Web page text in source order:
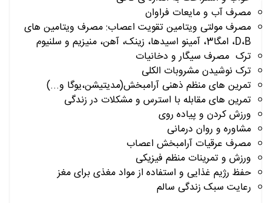
مصرف آب و مایعات فراوان
مصرف مولتی ویتامین تقویت اعصاب: مصرف ویتامین های
D،B
، امگا3، آمینو اسیدها، زینک، آهن، منیزیم و سلنیوم
ترک مصرف سیگار و دخانیات
ترک نوشیدن مشروبات الکلی
تمرین های منظم ذهنی آرامبخش(مدیتیشن،یوگا و...)
تمرین های مقابله با استرس و مشکلات در زندگی
ورزش کردن و پیاده روی
مشاوره و روان درمانی
مصرف عرقیات آرامبخش اعصاب
ورزش و تمرینات منظم فیزیکی
حفظ رژیم غذایی و استفاده از مواد مغذی برای مغز
رعایت سبک زندگی سالم